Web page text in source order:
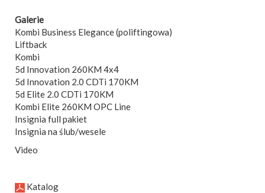
Galerie
Kombi Business Elegance (poliftingowa)
Liftback
Kombi
5d Innovation 260KM 4x4
5d Innovation 2.0 CDTi 170KM
5d Elite 2.0 CDTi 170KM
Kombi Elite 260KM OPC Line
Insignia full pakiet
Insignia na ślub/wesele
Video
Katalog